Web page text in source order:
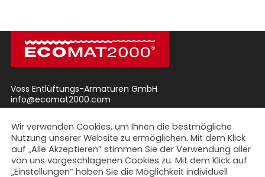
Voss Entlüftungs-Armaturen GmbH
info@ecomat2000.com
AGB Impressum Datenschutz
SHOP
Wir verwenden Cookies, um Ihnen die bestmögliche
Nutzung unserer Website zu ermöglichen. Mit dem Klick
auf „Alle Akzeptieren“ stimmen Sie der Verwendung aller
von uns vorgeschlagenen Cookies zu. Mit dem Klick auf
„Einstellungen“ haben Sie die Möglichkeit individuell